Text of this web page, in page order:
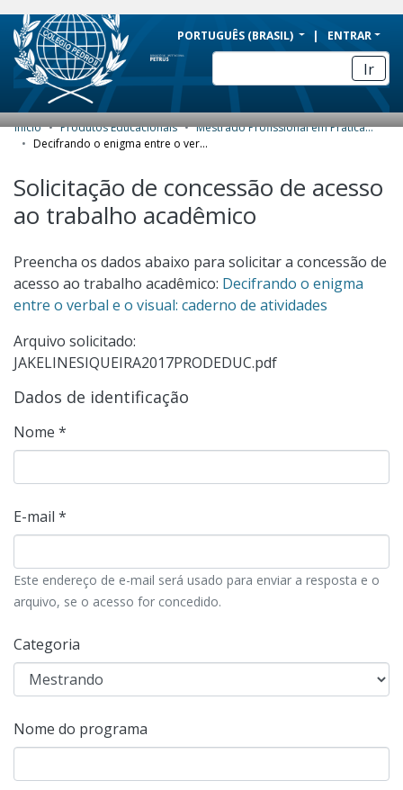
BRAZIL
Simplifique!
Comunica BR
Participe
Acesso à informação
Canais
PORTUGUÊS (BRASIL) ENTRAR
Ir
COMUNIDADES E COLEÇÕES
NAVEGAR
ESTATÍSTICAS
Início Produtos Educacionais
Mestrado Profissional em Práticas de Educação Básica (MPPEB) - Produtos Educacionais
Decifrando o enigma entre o verbal e o visual: caderno de atividades
Solicitação de concessão de acesso
ao trabalho acadêmico
Preencha os dados abaixo para solicitar a concessão de
acesso ao trabalho acadêmico: Decifrando o enigma
entre o verbal e o visual: caderno de atividades
Arquivo solicitado:
JAKELINESIQUEIRA2017PRODEDUC.pdf
Dados de identificação
Nome *
E-mail *
Este endereço de e-mail será usado para enviar a resposta e o
arquivo, se o acesso for concedido.
Categoria
Nome do programa